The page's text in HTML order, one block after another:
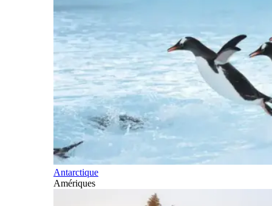
Antarctique
Amériques